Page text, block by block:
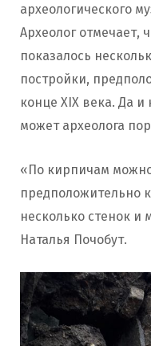
археологического
Археолог отмечает,
показалось
постройки,
конце XIX века. Да
может археолога
«По кирпичам
предположительно
несколько стенок и
Наталья Почобут.